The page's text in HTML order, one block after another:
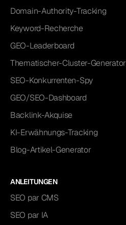
Domain-Authority-Tracking
Keyword-Recherche
GEO-Leaderboard
Thematischer-Cluster-Generator
SEO-Konkurrenten-Spy
GEO/SEO-Dashboard
Backlink-Akquise
KI-Erwähnungs-Tracking
Blog-Artikel-Generator
ANLEITUNGEN
SEO par CMS
SEO par IA